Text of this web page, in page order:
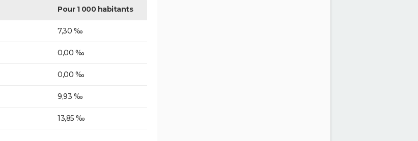
Pour 1 000 habitants
7,30 ‰
0,00 ‰
0,00 ‰
9,93 ‰
13,85 ‰